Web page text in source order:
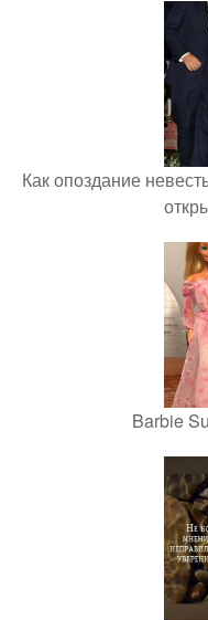
Как опоздание
Barbie